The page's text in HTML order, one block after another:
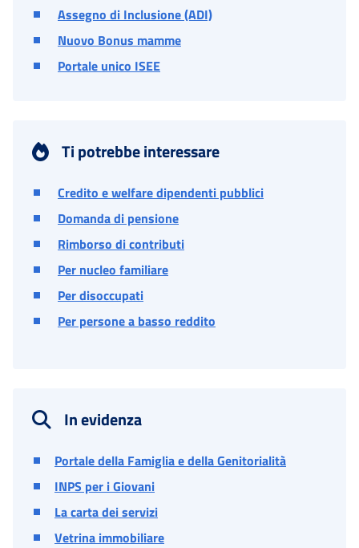
Assegno di Inclusione (ADI)
Nuovo Bonus mamme
Portale unico ISEE
Ti potrebbe interessare
Credito e welfare dipendenti pubblici
Domanda di pensione
Rimborso di contributi
Per nucleo familiare
Per disoccupati
Per persone a basso reddito
In evidenza
Portale della Famiglia e della Genitorialità
INPS per i Giovani
La carta dei servizi
Vetrina immobiliare